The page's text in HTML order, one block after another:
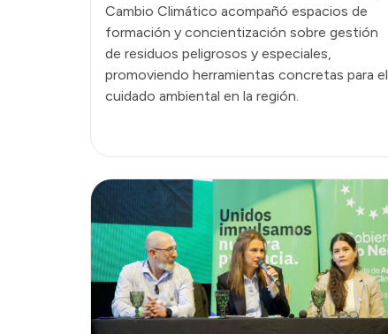
Cambio Climático acompañó espacios de
formación y concientización sobre gestión
de residuos peligrosos y especiales,
promoviendo herramientas concretas para el
cuidado ambiental en la región.